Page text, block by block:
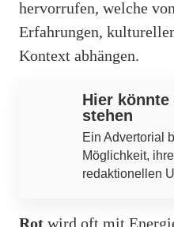
hervorrufen, welche
Erfahrungen,
Kontext abhängen.
Hier könnte
stehen
Ein Advertorial
Möglichkeit,
redaktionellen
Rot wird oft mit